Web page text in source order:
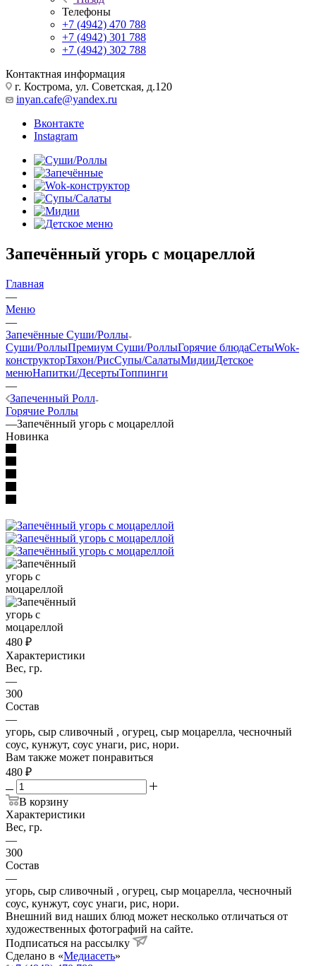
Телефоны
+7 (4942) 470 788
+7 (4942) 301 788
+7 (4942) 302 788
Контактная информация
г. Кострома, ул. Советская, д.120
inyan.cafe@yandex.ru
Вконтакте
Instagram
Запечённый угорь с моцареллой
Главная
—
Меню
—
Запечённые Cуши/Роллы
Суши/РоллыПремиум Суши/РоллыГорячие блюдаСетыWok-
конструкторТяхон/РисСупы/СалатыМидииДетское
менюНапитки/ДесертыТоппинги
—
Запеченный Ролл
Горячие Роллы
—Запечённый угорь с моцареллой
Новинка
480 ₽
Характеристики
Вес, гр.
—
300
Состав
—
угорь, сыр сливочный , огурец, сыр моцарелла, чесночный
соус, кунжут, соус унаги, рис, нори.
Вам также может понравиться
480 ₽
В корзину
Характеристики
Вес, гр.
—
300
Состав
—
угорь, сыр сливочный , огурец, сыр моцарелла, чесночный
соус, кунжут, соус унаги, рис, нори.
Внешний вид наших блюд может несколько отличаться от
художественных фотографий на сайте.
Подписаться на рассылку
Сделано в «Медиасеть»